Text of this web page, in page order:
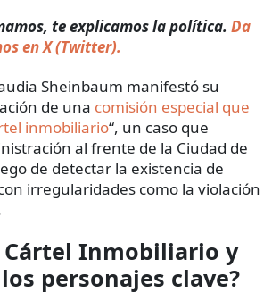
te explicamos la política. Da
en X (Twitter).
Sheinbaum manifestó su
de una comisión especial que
inmobiliario“, un caso que
al frente de la Ciudad de
de detectar la existencia de
irregularidades como la violación
Cártel Inmobiliario y
personajes clave?